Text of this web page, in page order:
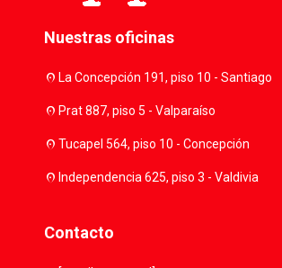
Nuestras oficinas
location_onLa Concepción 191, piso 10 - Santiago
location_onPrat 887, piso 5 - Valparaíso
location_onTucapel 564, piso 10 - Concepción
location_onIndependencia 625, piso 3 - Valdivia
Contacto